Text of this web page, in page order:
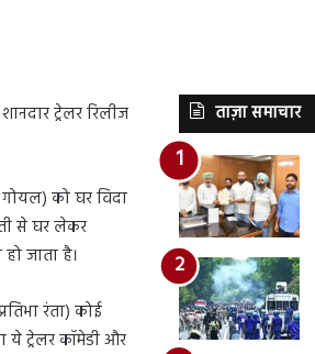
ट्रेलर रिलीज
को घर विदा
से घर लेकर
जाता है।
रंता) कोई
ये ट्रेलर कॉमेडी और
ताज़ा समाचार